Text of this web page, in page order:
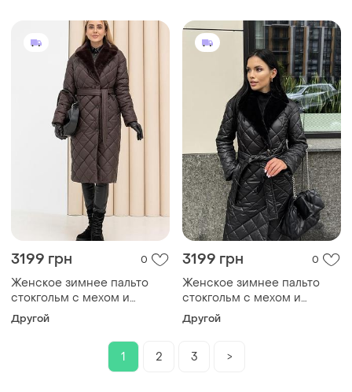
латте 42, xs
шоколад 42, 4xl
3199 грн 0
Женское зимнее пальто
стокгольм с мехом и
поясом утепленное,
стильное стеганое пальто
до -10°c размеры 40-54
Другой
3199 грн 0
Женское зимнее пальто
стокгольм с мехом и
поясом утепленное,
стильное стеганое пальто
черное 42, l
Другой
1 2 3 >